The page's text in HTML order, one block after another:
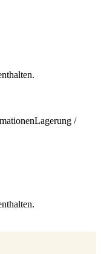
Lagerung /